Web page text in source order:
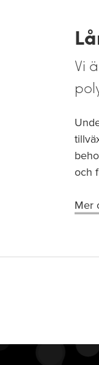
Vi
och
Mer